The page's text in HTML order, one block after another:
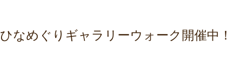
ひなめぐりギャラリーウォーク開催中！